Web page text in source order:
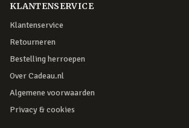
KLANTENSERVICE
Klantenservice
Retourneren
Bestelling herroepen
Over Cadeau.nl
Algemene voorwaarden
Privacy & cookies